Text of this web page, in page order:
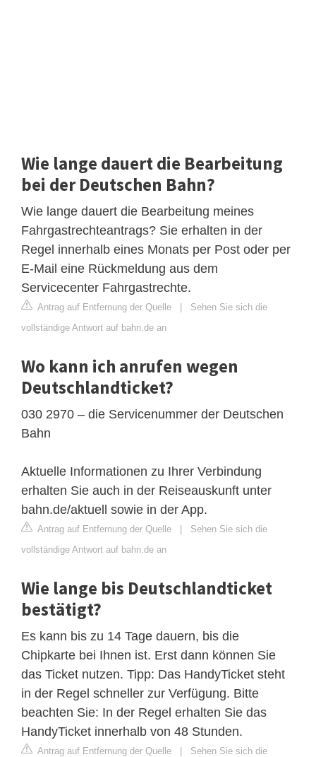
Wie lange dauert die Bearbeitung
bei der Deutschen Bahn?
Wie lange dauert die Bearbeitung meines
Fahrgastrechteantrags? Sie erhalten in der
Regel innerhalb eines Monats per Post oder per
E-Mail eine Rückmeldung aus dem
Servicecenter Fahrgastrechte.
Antrag auf Entfernung der Quelle | Sehen Sie sich die
vollständige Antwort auf bahn.de an
Wo kann ich anrufen wegen
Deutschlandticket?
030 2970 – die Servicenummer der Deutschen
Bahn
Aktuelle Informationen zu Ihrer Verbindung
erhalten Sie auch in der Reiseauskunft unter
bahn.de/aktuell sowie in der App.
Antrag auf Entfernung der Quelle | Sehen Sie sich die
vollständige Antwort auf bahn.de an
Wie lange bis Deutschlandticket
bestätigt?
Es kann bis zu 14 Tage dauern, bis die
Chipkarte bei Ihnen ist. Erst dann können Sie
das Ticket nutzen. Tipp: Das HandyTicket steht
in der Regel schneller zur Verfügung. Bitte
beachten Sie: In der Regel erhalten Sie das
HandyTicket innerhalb von 48 Stunden.
Antrag auf Entfernung der Quelle | Sehen Sie sich die